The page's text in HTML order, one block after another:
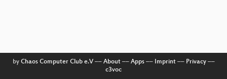
Medical Security Nightmares
by Chaos Computer Club e.V–– About–– Apps–– Imprint–– Privacy––
c3voc